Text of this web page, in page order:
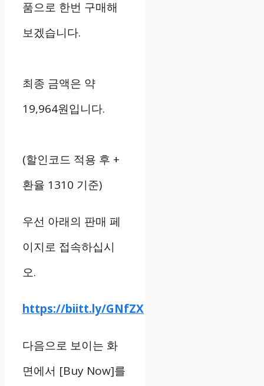
품으로 한번 구매해
보겠습니다.
최종 금액은 약
19,964원입니다.
(할인코드 적용 후 +
환율 1310 기준)
우선 아래의 판매 페
이지로 접속하십시
오.
https://biitt.ly/GNfZX
다음으로 보이는 화
면에서 [Buy Now]를